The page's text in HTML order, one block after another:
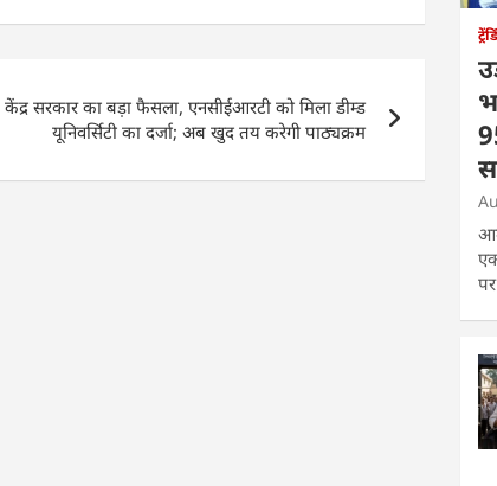
केंद्र सरकार का बड़ा फैसला, एनसीईआरटी को मिला डीम्ड
यूनिवर्सिटी का दर्जा; अब खुद तय करेगी पाठ्यक्रम